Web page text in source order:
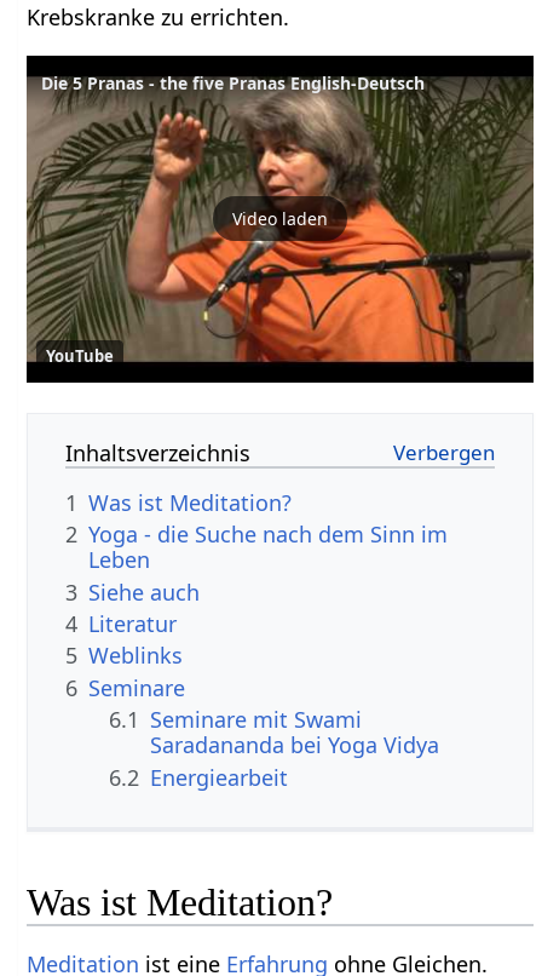
Krebskranke zu errichten.
Die 5 Pranas - the five Pranas English-Deutsch
Video laden
YouTube
Inhaltsverzeichnis
1 Was ist Meditation?
2 Yoga - die Suche nach dem Sinn im
Leben
3 Siehe auch
4 Literatur
5 Weblinks
6 Seminare
6.1 Seminare mit Swami
Saradananda bei Yoga Vidya
6.2 Energiearbeit
Was ist Meditation?
Meditation ist eine Erfahrung ohne Gleichen.